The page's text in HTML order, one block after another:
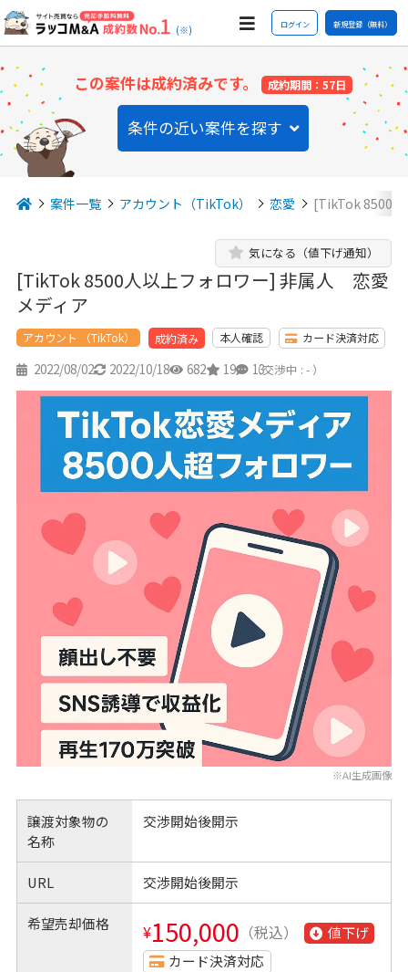
(※) ログイン 新規登録（無料）
この案件は成約済みです。 成約期間：57日
条件の近い案件を探す
案件一覧 アカウント（TikTok） 恋愛 [TikTok 8500
[TikTok 8500人以上フォロワー] 非属人 恋愛
メディア
気になる（値下げ通知）
アカウント （TikTok） 成約済み 本人確認 カード決済対応
2022/08/02 2022/10/18 682 19 13
（交渉中 : - ）
※AI生成画像
譲渡対象物の
名称
交渉開始後開示
URL 交渉開始後開示
希望売却価格 ¥150,000 （税込）
値下げ
カード決済対応